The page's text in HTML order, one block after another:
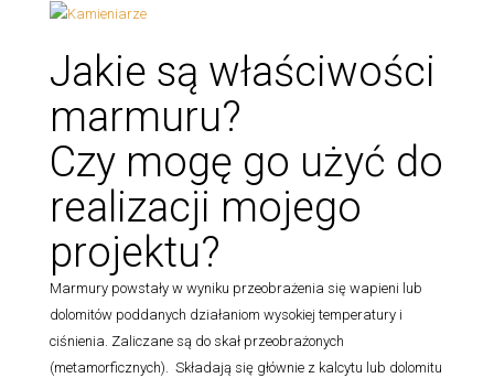
Jakie są właściwości
marmuru?
Czy mogę go użyć do
realizacji mojego
projektu?
Marmury powstały w wyniku przeobrażenia się wapieni lub
dolomitów poddanych działaniom wysokiej temperatury i
ciśnienia. Zaliczane są do skał przeobrażonych
(metamorficznych). Składają się głównie z kalcytu lub dolomitu